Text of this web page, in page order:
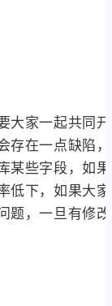
大家一起共同开
在一点缺陷，
某些字段，如果
低下，如果大家
题，一旦有修改